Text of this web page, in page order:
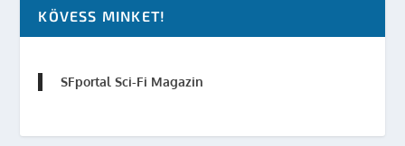
KÖVESS MINKET!
SFportal Sci-Fi Magazin